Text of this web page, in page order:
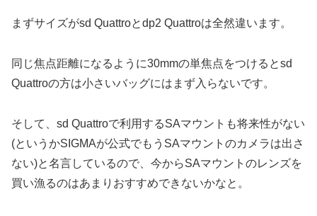
まずサイズがsd Quattroとdp2 Quattroは全然違います。
同じ焦点距離になるように30mmの単焦点をつけるとsd
Quattroの方は小さいバッグにはまず入らないです。
そして、sd Quattroで利用するSAマウントも将来性がない
(というかSIGMAが公式でもうSAマウントのカメラは出さ
ない)と名言しているので、今からSAマウントのレンズを
買い漁るのはあまりおすすめできないかなと。